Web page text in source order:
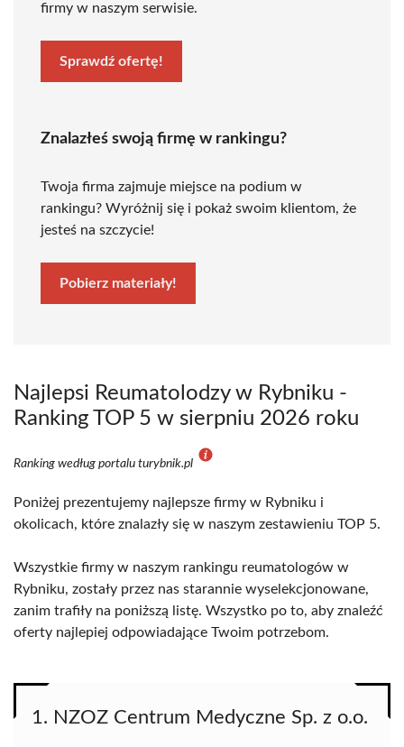
firmy w naszym serwisie.
Sprawdź ofertę!
Znalazłeś swoją firmę w rankingu?
Twoja firma zajmuje miejsce na podium w
rankingu? Wyróżnij się i pokaż swoim klientom, że
jesteś na szczycie!
Pobierz materiały!
Najlepsi Reumatolodzy w Rybniku -
Ranking TOP 5 w sierpniu 2026 roku
Ranking według portalu turybnik.pl
Poniżej prezentujemy najlepsze firmy w Rybniku i
okolicach, które znalazły się w naszym zestawieniu TOP 5.
Wszystkie firmy w naszym rankingu reumatologów w
Rybniku, zostały przez nas starannie wyselekcjonowane,
zanim trafiły na poniższą listę. Wszystko po to, aby znaleźć
oferty najlepiej odpowiadające Twoim potrzebom.
1. NZOZ Centrum Medyczne Sp. z o.o.